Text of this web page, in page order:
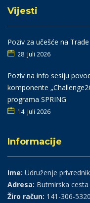
Vijesti
Poziv za učešće na
28. Juli 2026
Poziv na info sesiju
komponente
programa SPRING
14. Juli 2026
Informacije
Ime: Udruženje
Adresa: Butmirska cesta
Žiro račun: 141-306-